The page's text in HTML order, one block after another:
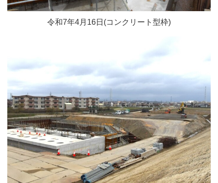
令和7年4月16日(コンクリート型枠)